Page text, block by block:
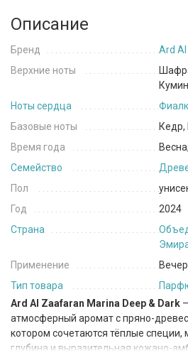
Описание
Бренд
Ard
Верхние ноты
Ноты сердца
Базовые ноты
Время года
Семейство
Пол
Год
2024
Страна
Применение
Тип товара
Ard Al Zaafaran Marina Deep & Dark
атмосферный аромат с пряно-
котором сочетаются тёплые специи,
глубина и выразительная кожано-